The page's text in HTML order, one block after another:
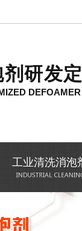
研发
工业清洗消泡